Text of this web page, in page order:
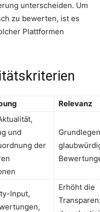
unterscheiden. Um
zu bewerten, ist es
Plattformen
Relevanz
und
der
Input,
Erhöht die